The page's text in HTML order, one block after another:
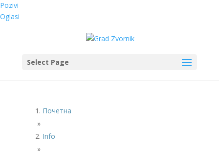
Pozivi
Oglasi
Select Page
Почетна
»
Info
»